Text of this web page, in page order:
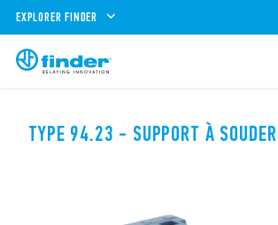
EXPLORER FINDER
TYPE 94.23 - SUPPORT À SOUDER